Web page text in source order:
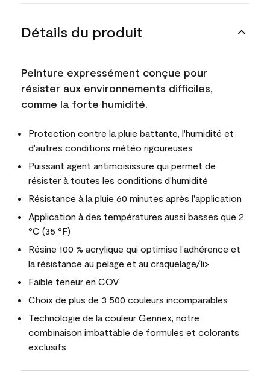
Détails du produit
Peinture expressément conçue pour
résister aux environnements difficiles,
comme la forte humidité.
Protection contre la pluie battante, l'humidité et
d'autres conditions météo rigoureuses
Puissant agent antimoisissure qui permet de
résister à toutes les conditions d'humidité
Résistance à la pluie 60 minutes après l'application
Application à des températures aussi basses que 2
°C (35 °F)
Résine 100 % acrylique qui optimise l'adhérence et
la résistance au pelage et au craquelage/li>
Faible teneur en COV
Choix de plus de 3 500 couleurs incomparables
Technologie de la couleur Gennex, notre
combinaison imbattable de formules et colorants
exclusifs